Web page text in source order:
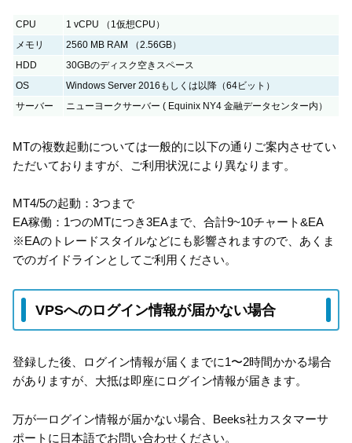
CPU
1 vCPU （1仮想CPU）
メモリ
2560 MB RAM （2.56GB）
HDD
30GBのディスク空きスペース
OS
Windows Server 2016もしくは以降（64ビット）
サーバー
ニューヨークサーバー ( Equinix NY4 金融データセンター内）
MTの複数起動については一般的に以下の通りご案内させてい
ただいておりますが、ご利用状況により異なります。
MT4/5の起動：3つまで
EA稼働：1つのMTにつき3EAまで、合計9~10チャート&EA
※EAのトレードスタイルなどにも影響されますので、あくま
でのガイドラインとしてご利用ください。
VPSへのログイン情報が届かない場合
登録した後、ログイン情報が届くまでに1〜2時間かかる場合
がありますが、大抵は即座にログイン情報が届きます。
万が一ログイン情報が届かない場合、Beeks社カスタマーサ
ポートに日本語でお問い合わせください。